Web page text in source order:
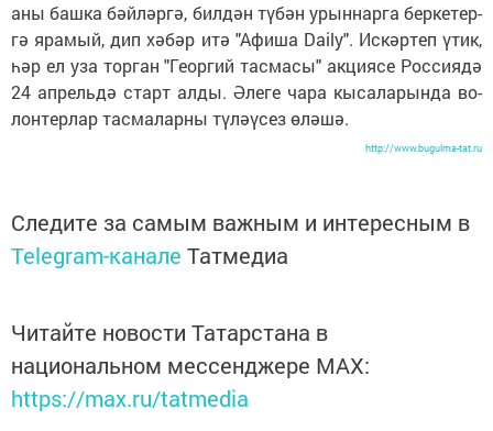
аны баш­ка бәй­ләр­гә, бил­дән тү­бән урын­нар­га бер­ке­тер­
гә яра­мый, дип хә­бәр итә "Афи­ша Daily". Ис­кәр­теп үтик,
һәр ел уза тор­ган "Ге­ор­гий тас­ма­сы" ак­ци­я­се Рос­си­я­дә
24 ап­рель­дә старт ал­ды. Әле­ге ча­ра кы­са­ла­рын­да во­
лон­тер­лар тас­ма­лар­ны тү­лә­ү­сез өлә­шә.
http://www.bugulma-tat.ru
Следите за самым важным и интересным в
Telegram-канале Татмедиа
Читайте новости Татарстана в
национальном мессенджере MАХ:
https://max.ru/tatmedia